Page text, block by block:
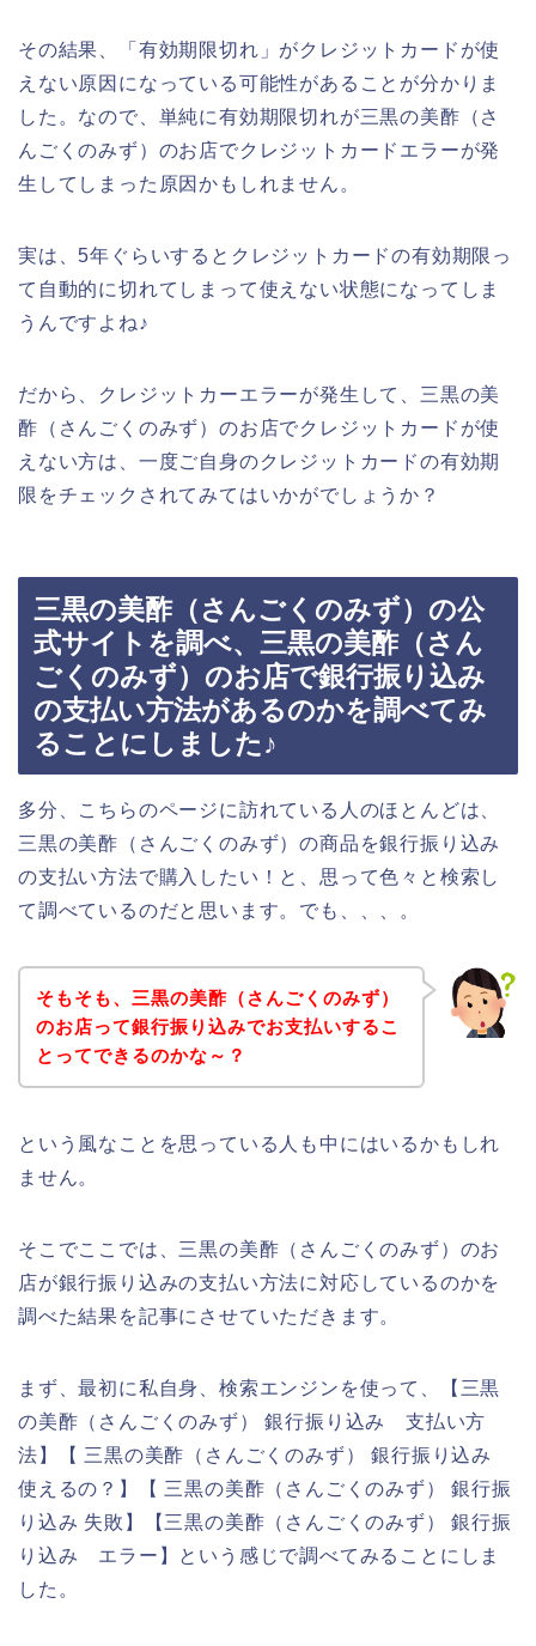
その結果、「有効期限切れ」がクレジットカードが使
えない原因になっている可能性があることが分かりま
した。なので、単純に有効期限切れが三黒の美酢（さ
んごくのみず）のお店でクレジットカードエラーが発
生してしまった原因かもしれません。
実は、5年ぐらいするとクレジットカードの有効期限っ
て自動的に切れてしまって使えない状態になってしま
うんですよね♪
だから、クレジットカーエラーが発生して、三黒の美
酢（さんごくのみず）のお店でクレジットカードが使
えない方は、一度ご自身のクレジットカードの有効期
限をチェックされてみてはいかがでしょうか？
三黒の美酢（さんごくのみず）の公
式サイトを調べ、三黒の美酢（さん
ごくのみず）のお店で銀行振り込み
の支払い方法があるのかを調べてみ
ることにしました♪
多分、こちらのページに訪れている人のほとんどは、
三黒の美酢（さんごくのみず）の商品を銀行振り込み
の支払い方法で購入したい！と、思って色々と検索し
て調べているのだと思います。でも、、、。
そもそも、三黒の美酢（さんごくのみず）
のお店って銀行振り込みでお支払いするこ
とってできるのかな～？
という風なことを思っている人も中にはいるかもしれ
ません。
そこでここでは、三黒の美酢（さんごくのみず）のお
店が銀行振り込みの支払い方法に対応しているのかを
調べた結果を記事にさせていただきます。
まず、最初に私自身、検索エンジンを使って、【三黒
の美酢（さんごくのみず） 銀行振り込み 支払い方
法】【 三黒の美酢（さんごくのみず） 銀行振り込み
使えるの？】【 三黒の美酢（さんごくのみず） 銀行振
り込み 失敗】【三黒の美酢（さんごくのみず） 銀行振
り込み エラー】という感じで調べてみることにしま
した。